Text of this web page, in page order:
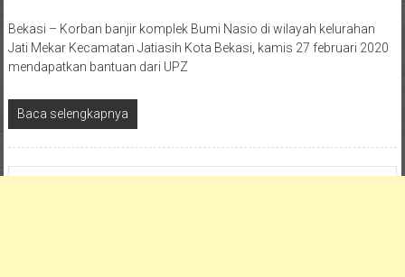
Bekasi – Korban banjir komplek Bumi Nasio di wilayah kelurahan
Jati Mekar Kecamatan Jatiasih Kota Bekasi, kamis 27 februari 2020
mendapatkan bantuan dari UPZ
Baca selengkapnya